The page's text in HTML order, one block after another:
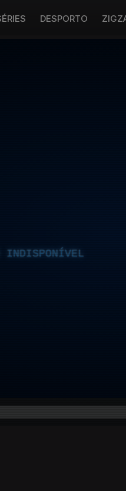
DESPORTO
INDISPONÍVEL